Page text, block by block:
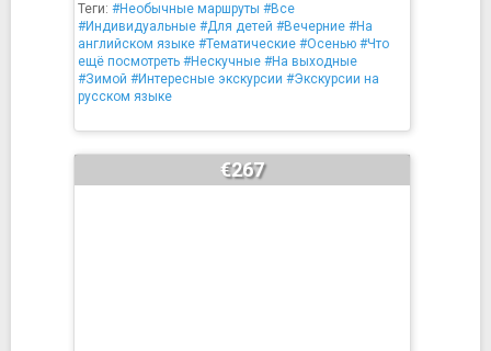
Теги: #Необычные маршруты #Все
#Индивидуальные #Для детей #Вечерние #На
английском языке #Тематические #Осенью #Что
ещё посмотреть #Нескучные #На выходные
#Зимой #Интересные экскурсии #Экскурсии на
русском языке
€267